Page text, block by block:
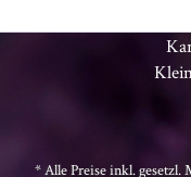
* Alle Preise inkl. gesetzl.